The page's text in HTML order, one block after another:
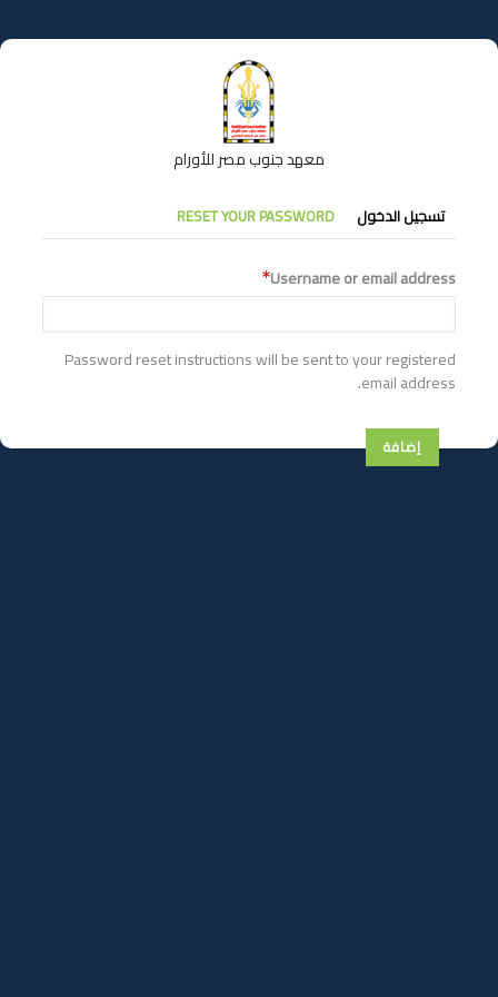
إلى
المحتوى
معهد جنوب مصر للأورام
التبويبات
الأساسية
تسجيل الدخول RESET YOUR PASSWORD
Username or email address
Password reset instructions will be sent to your registered
email address.